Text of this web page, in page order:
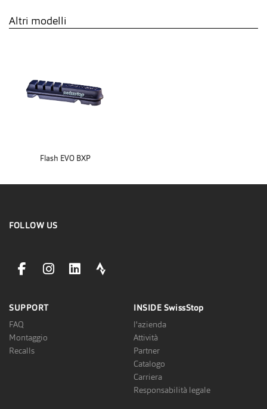
Altri modelli
Flash EVO BXP
FOLLOW US
facebookLink
instagramLink
linkedinLinkstravaLink
SUPPORT
FAQ
Montaggio
Recalls
INSIDE SwissStop
l'azienda
Attività
Partner
Catalogo
Carriera
Responsabilità legale